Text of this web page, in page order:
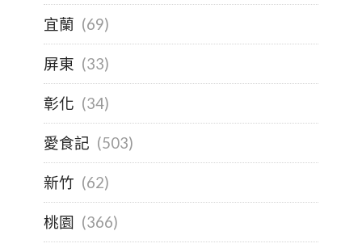
宜蘭 (69)
屏東 (33)
彰化 (34)
愛食記 (503)
新竹 (62)
桃園 (366)